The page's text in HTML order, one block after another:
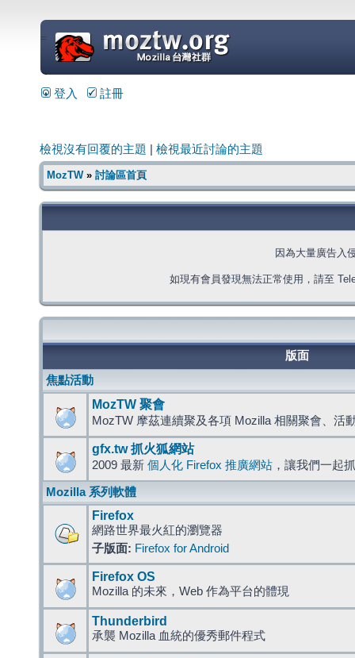
=
登入 註冊
檢視沒有回覆的主題 檢視最近討論的主題
MozTW» 討論區首頁
因為大量廣告入
如現有會員發現無法正常使用，請至
版面
焦點活動
MozTW 聚會
MozTW 摩茲連續聚及各項 Mozilla 相關聚會、活
gfx.tw 抓火狐網站
2009 最新 個人化 Firefox 推廣網站 ，讓我們一起
Mozilla 系列軟體
Firefox
網路世界最火紅的瀏覽器
子版面: Firefox for Android
Firefox OS
Mozilla 的未來，Web 作為平台的體現
Thunderbird
承襲 Mozilla 血統的優秀郵件程式